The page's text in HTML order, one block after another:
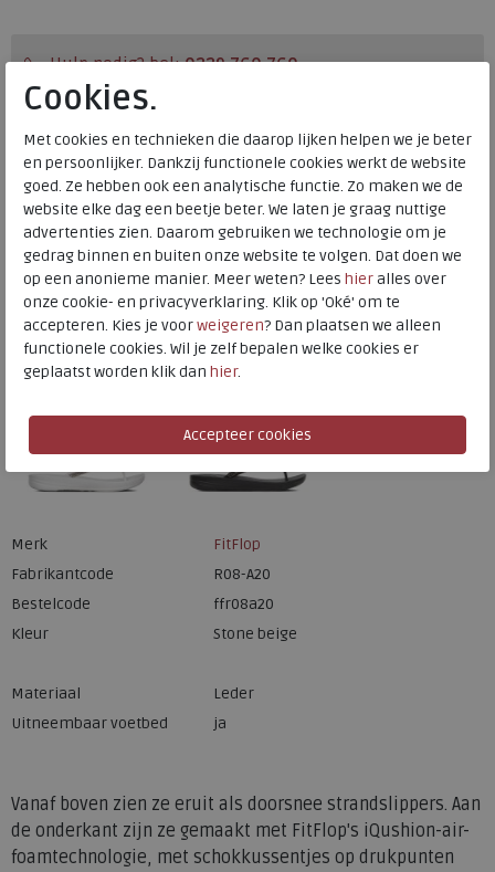
Vanaf boven zien ze eruit als doorsnee strandslippers. Aan
de onderkant zijn ze gemaakt met FitFlop's iQushion-air-
foamtechnologie, met schokkussentjes op drukpunten
Hulp nodig? bel:0229 760 760
Gratis verzending binnen Nederland*
Voor 14:00 uur besteld = dezelfde werkdag verzonden*
Altijd retourneren, binnen 1 werkdag terugbetaald
Alternatieve kleuren
Merk
FitFlop
Fabrikantcode
R08-A20
Bestelcode
ffr08a20
Kleur
Stone beige
Materiaal
Leder
Uitneembaar voetbed
ja
Cookies.
Met cookies en technieken die daarop lijken helpen we je beter
en persoonlijker. Dankzij functionele cookies werkt de website
goed. Ze hebben ook een analytische functie. Zo maken we de
website elke dag een beetje beter. We laten je graag nuttige
advertenties zien. Daarom gebruiken we technologie om je
gedrag binnen en buiten onze website te volgen. Dat doen we
op een anonieme manier. Meer weten? Lees hieralles over
onze cookie- en privacyverklaring. Klik op 'Oké' om te
accepteren. Kies je voorweigeren? Dan plaatsen we alleen
functionele cookies. Wil je zelf bepalen welke cookies er
geplaatst worden klik dan hier.